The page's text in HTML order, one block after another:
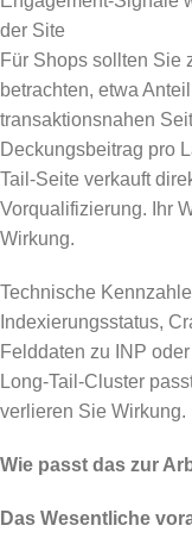
der Site
Für Shops sollten Sie
betrachten, etwa
transaktionsnahen
Deckungsbeitrag pro
Tail-Seite verkauft
Vorqualifizierung. Ihr
Wirkung.
Technische
Indexierungsstatus,
Felddaten zu INP
Long-Tail-Cluster
verlieren Sie Wirkung.
Wie passt das zur
Das Wesentliche